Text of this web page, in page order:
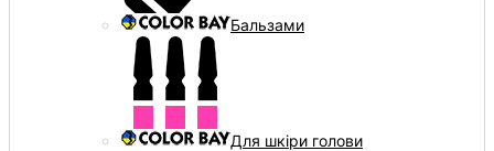
Бальзами
Для шкіри голови